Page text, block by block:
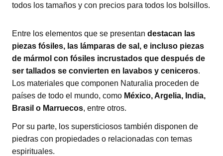
todos los tamaños y con precios para todos los bolsillos.
Entre los elementos que se presentan destacan las
piezas fósiles, las lámparas de sal, e incluso piezas
de mármol con fósiles incrustados que después de
ser tallados se convierten en lavabos y ceniceros.
Los materiales que componen Naturalia proceden de
países de todo el mundo, como México, Argelia, India,
Brasil o Marruecos, entre otros.
Por su parte, los supersticiosos también disponen de
piedras con propiedades o relacionadas con temas
espirituales.